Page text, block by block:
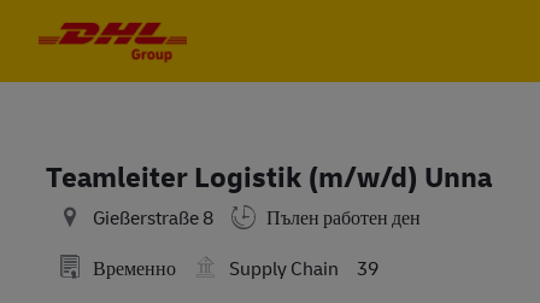
Teamleiter Logistik (m/w/d) Unna
Gießerstraße 8
Пълен работен ден
Временно
Supply Chain
39